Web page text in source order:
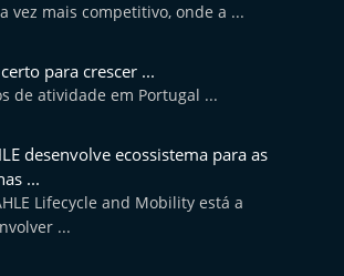
vez mais competitivo, onde a ...
para crescer ...
de atividade em Portugal ...
desenvolve ecossistema para as
...
Lifecycle and Mobility está a
...